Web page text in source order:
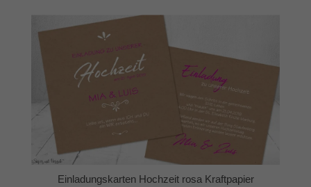
Einladungskarten Hochzeit rosa Kraftpapier